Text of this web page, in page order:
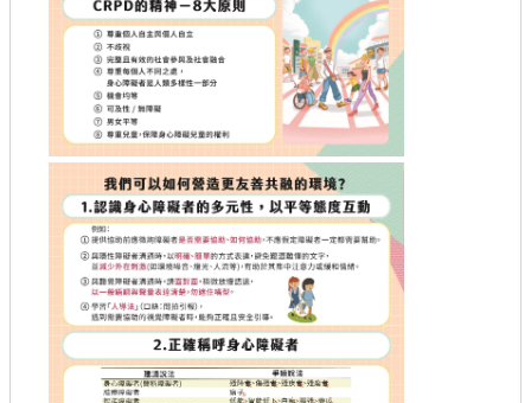
網站安全政策
政府網站資料開放宣告